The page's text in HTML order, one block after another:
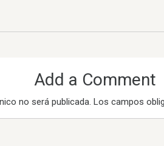
Add a Comment
no será publicada. Los campos